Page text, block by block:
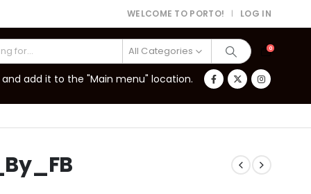
WELCOME TO PORTO! | LOG IN
All Categories 0
add it to the "Main menu" location.